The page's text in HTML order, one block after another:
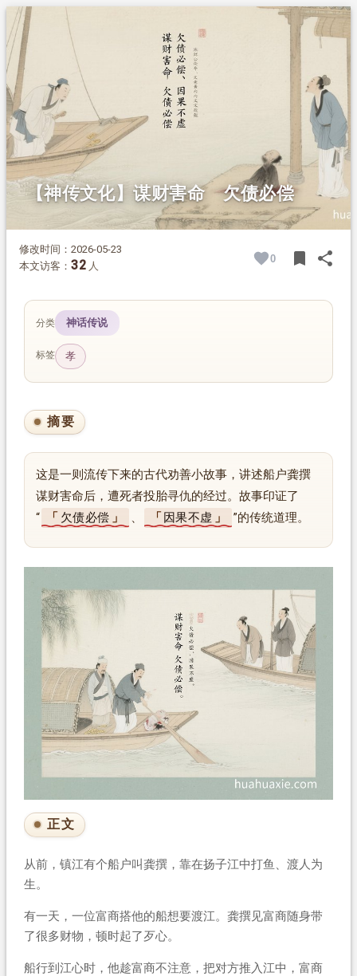
1. 摘要
2.
正文
【神传文化】谋财害命 欠债必偿
修改时间：2026-05-23
本文访客： 32 人
0 bookmark share
分类 神话传说
标签 孝
摘要
这是一则流传下来的古代劝善小故事，讲述船户龚撰
谋财害命后，遭死者投胎寻仇的经过。故事印证了
“
欠债必偿 、 因果不虚 ”的传统道理。
正文
从前，镇江有个船户叫龚撰，靠在扬子江中打鱼、渡人为
生。
有一天，一位富商搭他的船想要渡江。龚撰见富商随身带
了很多财物，顿时起了歹心。
船行到江心时，他趁富商不注意，把对方推入江中，富商